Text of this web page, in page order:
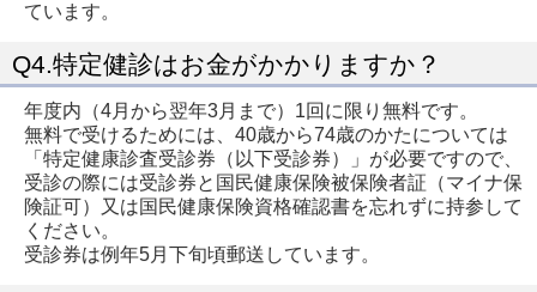
ています。
Q4.特定健診はお金がかかりますか？
年度内（4月から翌年3月まで）1回に限り無料です。
無料で受けるためには、40歳から74歳のかたについては
「特定健康診査受診券（以下受診券）」が必要ですので、
受診の際には受診券と国民健康保険被保険者証（マイナ保
険証可）又は国民健康保険資格確認書を忘れずに持参して
ください。
受診券は例年5月下旬頃郵送しています。